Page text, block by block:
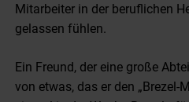
Mitarbeiter in der beruflichen
gelassen fühlen.
Ein Freund, der eine große
von etwas, das er den „Brezel-